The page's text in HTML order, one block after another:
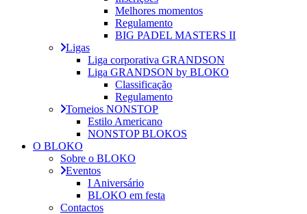
Melhores momentos
Regulamento
BIG PADEL MASTERS II
Ligas
Liga corporativa GRANDSON
Liga GRANDSON by BLOKO
Classificação
Regulamento
Torneios NONSTOP
Estilo Americano
NONSTOP BLOKOS
O BLOKO
Sobre o BLOKO
Eventos
I Aniversário
BLOKO em festa
Contactos